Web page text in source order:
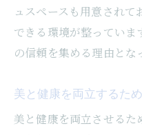
ュスペースも用意されて
できる環境が整っていま
の信頼を集める理由とな
美と健康を両立するた
美と健康を両立させるた